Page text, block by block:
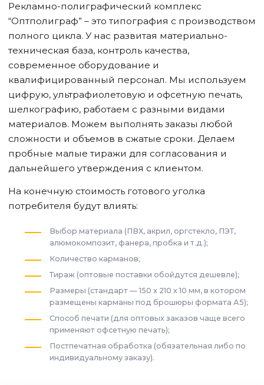
Рекламно-полиграфический комплекс
“Оптполиграф” – это типография с производством
полного цикла. У нас развитая материально-
техническая база, контроль качества,
современное оборудование и
квалифицированный персонал. Мы используем
цифрую, ультрафиолетовую и офсетную печать,
шелкографию, работаем с разными видами
материалов. Можем выполнять заказы любой
сложности и объемов в сжатые сроки. Делаем
пробные малые тиражи для согласования и
дальнейшего утверждения с клиентом.
На конечную стоимость готового уголка
потребителя будут влиять:
Выбор материала (ПВХ, акрил, оргстекло, ПЭТ,
алюмокомпозит, фанера, пробка и т.д.);
Количество карманов;
Тираж (оптовые поставки обойдутся дешевле);
Размеры (стандарт — 150 x 210 x 10 мм, в котором
размещены карманы под брошюры формата А5);
Способ печати (для оптовых заказов чаще всего
применяют офсетную печать);
Постпечатная обработка (обязательная либо по
индивидуальному заказу).